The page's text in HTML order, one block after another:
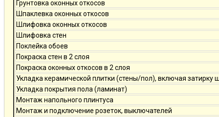
Грунтовка оконных откосов
Шпаклевка оконных откосов
Шлифовка оконных откосов
Шлифовка стен
Поклейка обоев
Покраска стен в 2 слоя
Покраска оконных откосов в 2 слоя
Укладка керамической плитки (стены/пол), включая затирку
Укладка покрытия пола (ламинат)
Монтаж напольного плинтуса
Монтаж и подключение розеток, выключателей